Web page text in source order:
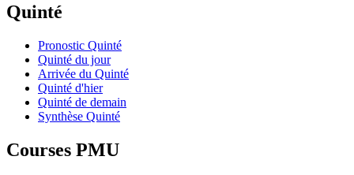
Quinté
Pronostic Quinté
Quinté du jour
Arrivée du Quinté
Quinté d'hier
Quinté de demain
Synthèse Quinté
Courses PMU